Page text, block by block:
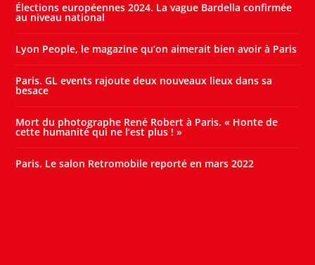
Élections européennes 2024. La vague Bardella confirmée
au niveau national
Lyon People, le magazine qu’on aimerait bien avoir à Paris
Paris. GL events rajoute deux nouveaux lieux dans sa
besace
Mort du photographe René Robert à Paris. « Honte de
cette humanité qui ne l’est plus ! »
Paris. Le salon Retromobile reporté en mars 2022